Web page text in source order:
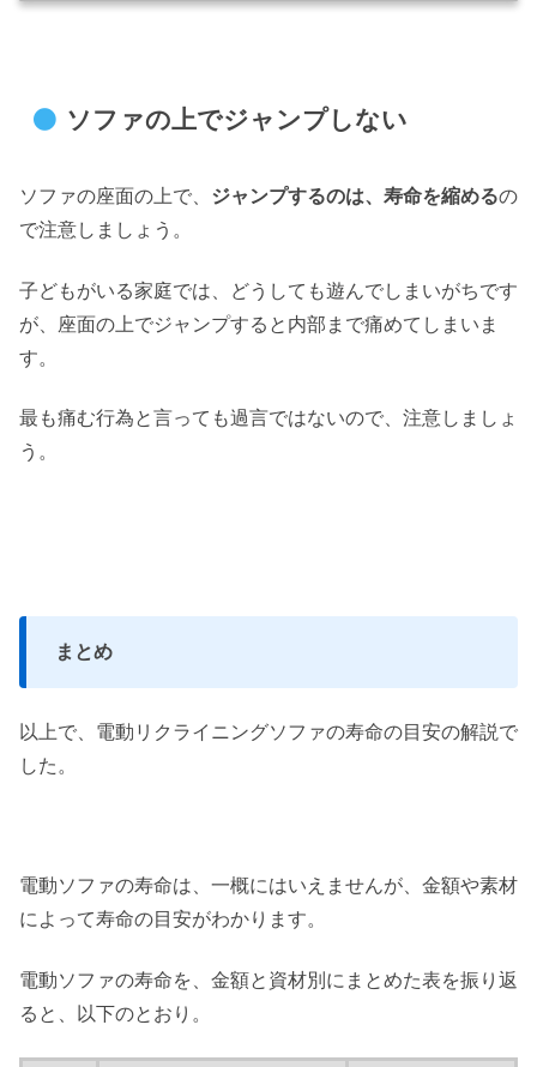
ソファの上でジャンプしない
ソファの座面の上で、 ジャンプするのは、寿命を縮めるの
で注意しましょう。
子どもがいる家庭では、どうしても遊んでしまいがちです
が、座面の上でジャンプすると内部まで痛めてしまいま
す。
最も痛む行為と言っても過言ではないので、注意しましょ
う。
まとめ
以上で、電動リクライニングソファの寿命の目安の解説で
した。
電動ソファの寿命は、一概にはいえませんが、金額や素材
によって寿命の目安がわかります。
電動ソファの寿命を、金額と資材別にまとめた表を振り返
ると、以下のとおり。